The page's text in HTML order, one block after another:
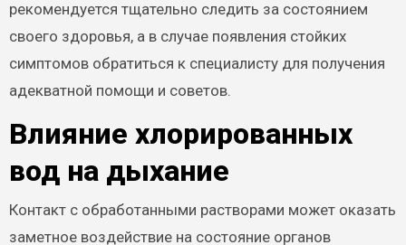
рекомендуется тщательно следить за состоянием
своего здоровья, а в случае появления стойких
симптомов обратиться к специалисту для получения
адекватной помощи и советов.
Влияние хлорированных
вод на дыхание
Контакт с обработанными растворами может оказать
заметное воздействие на состояние органов